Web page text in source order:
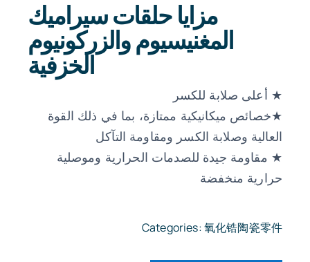
مزايا حلقات سيراميك
المغنيسيوم والزركونيوم
الخزفية
★ أعلى صلابة للكسر
★خصائص ميكانيكية ممتازة، بما في ذلك القوة
العالية وصلابة الكسر ومقاومة التآكل
★ مقاومة جيدة للصدمات الحرارية وموصلية
حرارية منخفضة
Categories:氧化锆陶瓷零件